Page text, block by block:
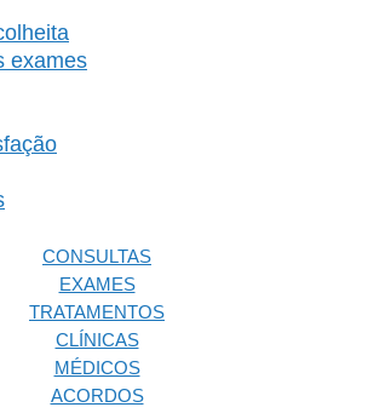
exames
CONSULTAS
EXAMES
TRATAMENTOS
CLÍNICAS
MÉDICOS
ACORDOS